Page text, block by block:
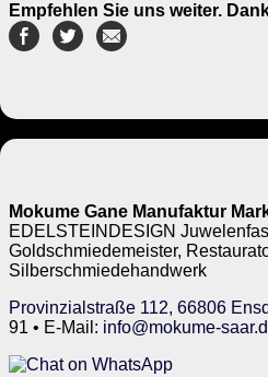
Empfehlen Sie uns weiter.
Mokume Gane Manufaktur
EDELSTEINDESIGN
Goldschmiedemeister,
Silberschmiedehandwerk
Provinzialstraße 112, 66806
91 • E-Mail: info@mokume-